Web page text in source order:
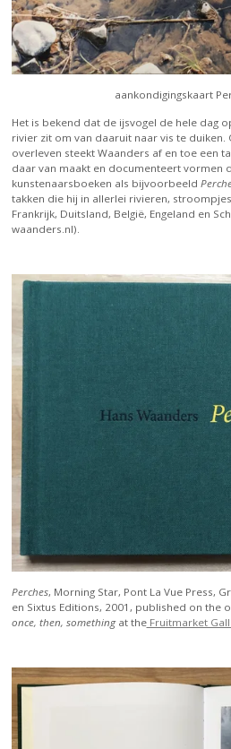
aankondigingskaart
Het is bekend dat de ijsvogel de hele dag
rivier zit om van daaruit naar vis te
overleven steekt Waanders af en toe een
daar van maakt en documenteert vormen
kunstenaarsboeken als bijvoorbeeld
takken die hij in allerlei rivieren,
Frankrijk, Duitsland, België, Engeland en
waanders.nl).
Perches, Morning Star, Pont La Vue Press,
en Sixtus Editions, 2001, published on the
once, then, something at theFruitmarket